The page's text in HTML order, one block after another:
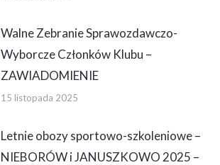
Walne Zebranie Sprawozdawczo-
Wyborcze Członków Klubu –
ZAWIADOMIENIE
15 listopada 2025
Letnie obozy sportowo-szkoleniowe –
NIEBORÓW i JANUSZKOWO 2025 –